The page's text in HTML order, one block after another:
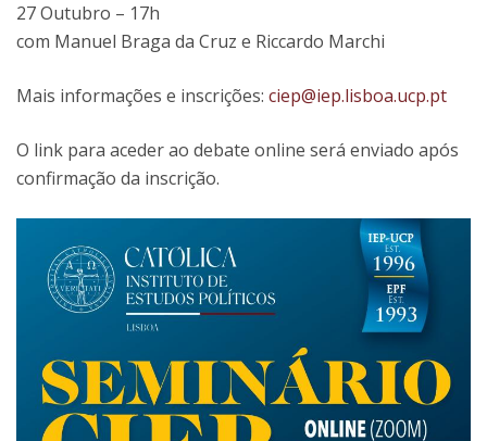
27 Outubro – 17h
com Manuel Braga da Cruz e Riccardo Marchi
Mais informações e inscrições: ciep@iep.lisboa.ucp.pt
O link para aceder ao debate online será enviado após
confirmação da inscrição.